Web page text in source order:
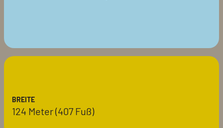
BREITE
124 Meter (407 Fuß)